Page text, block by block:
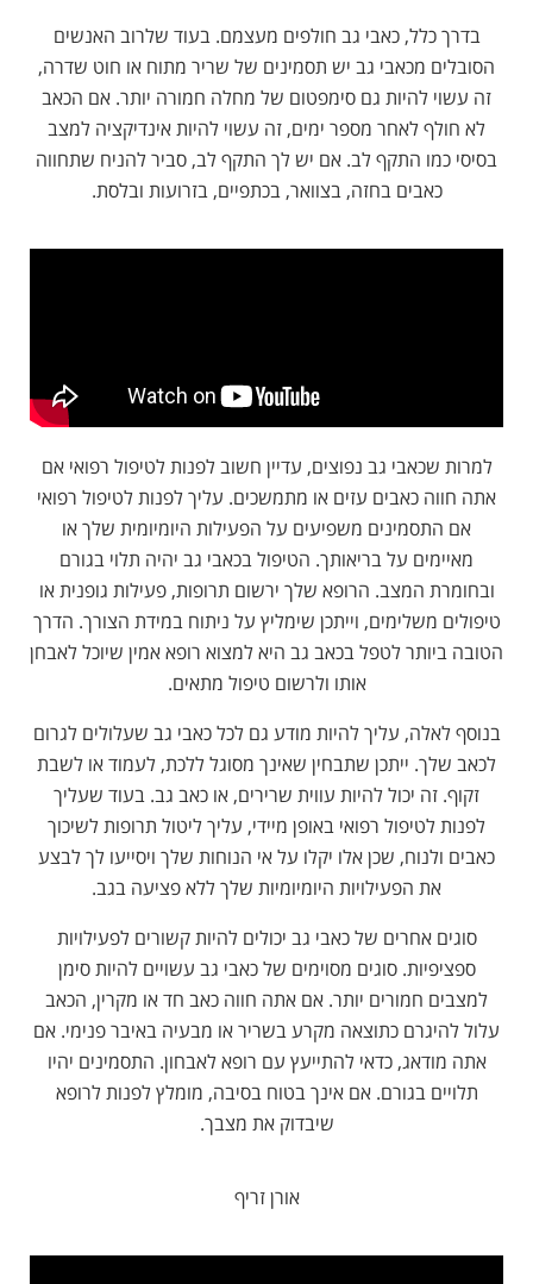
בדרך כלל, כאבי גב חולפים מעצמם. בעוד שלרוב האנשים
הסובלים מכאבי גב יש תסמינים של שריר מתוח או חוט שדרה,
זה עשוי להיות גם סימפטום של מחלה חמורה יותר. אם הכאב
לא חולף לאחר מספר ימים, זה עשוי להיות אינדיקציה למצב
בסיסי כמו התקף לב. אם יש לך התקף לב, סביר להניח שתחווה
כאבים בחזה, בצוואר, בכתפיים, בזרועות ובלסת.
למרות שכאבי גב נפוצים, עדיין חשוב לפנות לטיפול רפואי אם
אתה חווה כאבים עזים או מתמשכים. עליך לפנות לטיפול רפואי
אם התסמינים משפיעים על הפעילות היומיומית שלך או
מאיימים על בריאותך. הטיפול בכאבי גב יהיה תלוי בגורם
ובחומרת המצב. הרופא שלך ירשום תרופות, פעילות גופנית או
טיפולים משלימים, וייתכן שימליץ על ניתוח במידת הצורך. הדרך
הטובה ביותר לטפל בכאב גב היא למצוא רופא אמין שיוכל לאבחן
אותו ולרשום טיפול מתאים.
בנוסף לאלה, עליך להיות מודע גם לכל כאבי גב שעלולים לגרום
לכאב שלך. ייתכן שתבחין שאינך מסוגל ללכת, לעמוד או לשבת
זקוף. זה יכול להיות עווית שרירים, או כאב גב. בעוד שעליך
לפנות לטיפול רפואי באופן מיידי, עליך ליטול תרופות לשיכוך
כאבים ולנוח, שכן אלו יקלו על אי הנוחות שלך ויסייעו לך לבצע
את הפעילויות היומיומיות שלך ללא פציעה בגב.
סוגים אחרים של כאבי גב יכולים להיות קשורים לפעילויות
ספציפיות. סוגים מסוימים של כאבי גב עשויים להיות סימן
למצבים חמורים יותר. אם אתה חווה כאב חד או מקרין, הכאב
עלול להיגרם כתוצאה מקרע בשריר או מבעיה באיבר פנימי. אם
אתה מודאג, כדאי להתייעץ עם רופא לאבחון. התסמינים יהיו
תלויים בגורם. אם אינך בטוח בסיבה, מומלץ לפנות לרופא
שיבדוק את מצבך.
אורן זריף